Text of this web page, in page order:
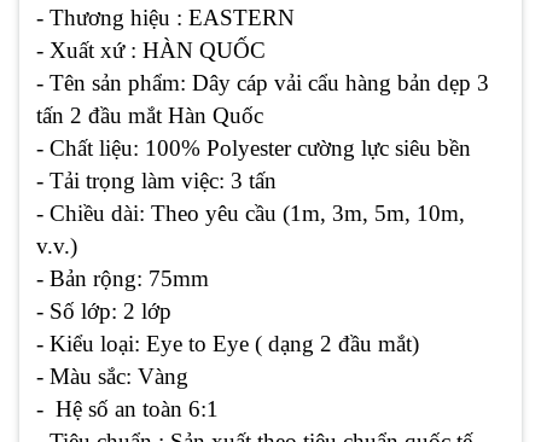
- Thương hiệu : EASTERN
- Xuất xứ : HÀN QUỐC
- Tên sản phẩm: Dây cáp vải cẩu hàng bản dẹp 3
tấn 2 đầu mắt Hàn Quốc
- Chất liệu: 100% Polyester cường lực siêu bền
- Tải trọng làm việc: 3 tấn
- Chiều dài: Theo yêu cầu (1m, 3m, 5m, 10m,
v.v.)
- Bản rộng: 75mm
- Số lớp: 2 lớp
- Kiểu loại: Eye to Eye ( dạng 2 đầu mắt)
- Màu sắc: Vàng
- Hệ số an toàn 6:1